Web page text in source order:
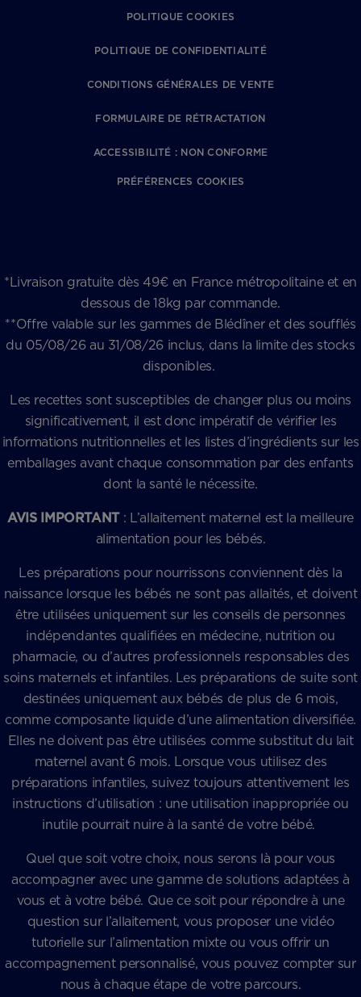
POLITIQUE COOKIES
POLITIQUE DE CONFIDENTIALITÉ
CONDITIONS GÉNÉRALES DE VENTE
FORMULAIRE DE RÉTRACTATION
ACCESSIBILITÉ : NON CONFORME
PRÉFÉRENCES COOKIES
*Livraison gratuite dès 49€ en France métropolitaine et en
dessous de 18kg par commande.
**Offre valable sur les gammes de Blédîner et des soufflés
du 05/08/26 au 31/08/26 inclus, dans la limite des stocks
disponibles.
Les recettes sont susceptibles de changer plus ou moins
significativement, il est donc impératif de vérifier les
informations nutritionnelles et les listes d’ingrédients sur les
emballages avant chaque consommation par des enfants
dont la santé le nécessite.
AVIS IMPORTANT : L’allaitement maternel est la meilleure
alimentation pour les bébés.
Les préparations pour nourrissons conviennent dès la
naissance lorsque les bébés ne sont pas allaités, et doivent
être utilisées uniquement sur les conseils de personnes
indépendantes qualifiées en médecine, nutrition ou
pharmacie, ou d’autres professionnels responsables des
soins maternels et infantiles. Les préparations de suite sont
destinées uniquement aux bébés de plus de 6 mois,
comme composante liquide d’une alimentation diversifiée.
Elles ne doivent pas être utilisées comme substitut du lait
maternel avant 6 mois. Lorsque vous utilisez des
préparations infantiles, suivez toujours attentivement les
instructions d’utilisation : une utilisation inappropriée ou
inutile pourrait nuire à la santé de votre bébé.
Quel que soit votre choix, nous serons là pour vous
accompagner avec une gamme de solutions adaptées à
vous et à votre bébé. Que ce soit pour répondre à une
question sur l’allaitement, vous proposer une vidéo
tutorielle sur l’alimentation mixte ou vous offrir un
accompagnement personnalisé, vous pouvez compter sur
nous à chaque étape de votre parcours.